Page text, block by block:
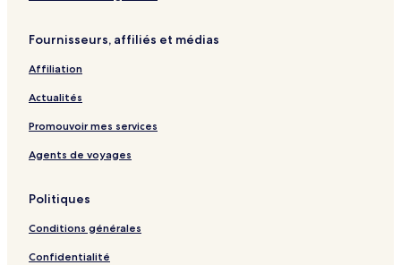
Fournisseurs, affiliés et médias
Affiliation
Actualités
Promouvoir mes services
Agents de voyages
Politiques
Conditions générales
Confidentialité